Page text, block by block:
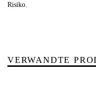
Risiko.
VERWANDTE